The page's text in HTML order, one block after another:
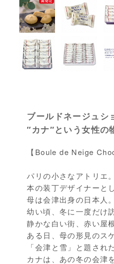
ブールドネージュ
″カナ″という女性の
【Boule de Neige
パリの小さなアトリエ。
本の装丁デザイナーと
母は会津出身の日本人
幼い頃、冬に一度だけ
静かな白い街、赤い屋
ある日、母の形見のス
「会津と雪」と題され
カナは、あの冬の会津